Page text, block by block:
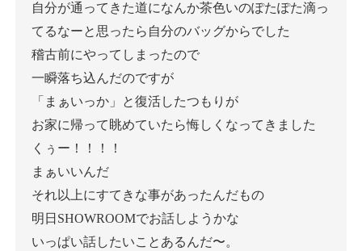
自分が通ってきた道になんか茶色いのぽたぽた滴っ
てるなーと思ったら自分のバッグからでした
稽古前にやってしまったので
一瞬落ち込んだのですが
「まぁいっか」と復活したつもりが
お家に帰って眺めていたら悔しくなってきました
くぅー！！！！
まぁいいんだ
それ以上にすてきな事があったんだもの
明日SHOWROOMでお話しようかな
いっぱい話したいことあるんだ〜。